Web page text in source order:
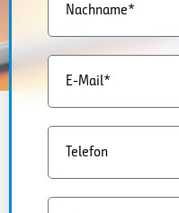
Nachname*
E-Mail*
Telefon